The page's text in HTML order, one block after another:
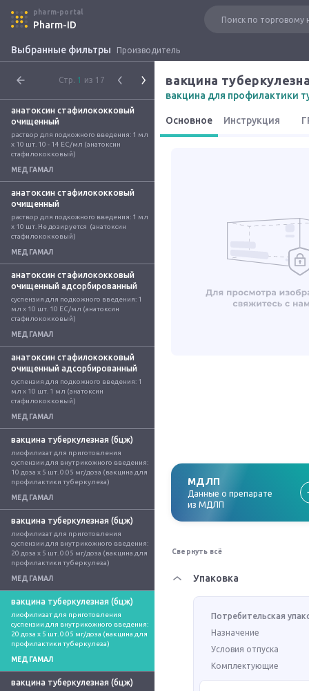
pharm-portal
Pharm-ID
Выбранные фильтры Производитель
Стр. 1 из 17
анатоксин стафилококковый
очищенный
раствор для подкожного введения: 1 мл
x 10 шт. 10 - 14 ЕС/мл (анатоксин
стафилококковый)
МЕДГАМАЛ
анатоксин стафилококковый
очищенный
раствор для подкожного введения: 1 мл
x 10 шт. Не дозируется  (анатоксин
стафилококковый)
МЕДГАМАЛ
анатоксин стафилококковый
очищенный адсорбированный
суспензия для подкожного введения: 1
мл x 10 шт. 10 ЕС/мл (анатоксин
стафилококковый)
МЕДГАМАЛ
анатоксин стафилококковый
очищенный адсорбированный
суспензия для подкожного введения: 1
мл x 10 шт. 1 мл (анатоксин
стафилококковый)
МЕДГАМАЛ
вакцина туберкулезная (бцж)
лиофилизат для приготовления
суспензии для внутрикожного введения:
10 доза x 5 шт. 0.05 мг/доза (вакцина для
профилактики туберкулеза)
МЕДГАМАЛ
вакцина туберкулезная (бцж)
лиофилизат для приготовления
суспензии для внутрикожного введения:
20 доза x 5 шт. 0.05 мг/доза (вакцина для
профилактики туберкулеза)
МЕДГАМАЛ
вакцина туберкулезная (бцж)
лиофилизат для приготовления
суспензии для внутрикожного введения:
20 доза x 5 шт. 0.05 мг/доза (вакцина для
профилактики туберкулеза)
МЕДГАМАЛ
вакцина туберкулезная (бцж)
вакцина
вакцина для профилактики
Основное Инструкция
МДЛП
Данные о препарате
из МДЛП
Свернуть всё
Упаковка
Потребительская
Назначение
Условия отпуска
Комплектующие